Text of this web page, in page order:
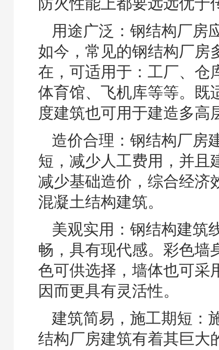
用途广泛：钢结构厂房
如今，常见的钢结构厂房
在，可适用于：工厂、仓
体育馆、飞机库等等。既
度建筑也可用于建造多高
造价合理：钢结构厂房
短，减少人工费用，并且
减少基础造价，综合经济
混凝土结构建筑。
美观实用：钢结构建筑
畅，具有现代感。彩色墙
色可供选择，墙体也可采
因而更具有灵活性。
建筑简易，施工期短：
结构厂房建筑有着其巨大